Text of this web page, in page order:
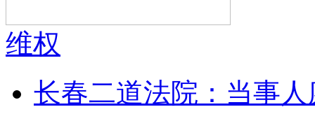
维权
长春二道法院：当事